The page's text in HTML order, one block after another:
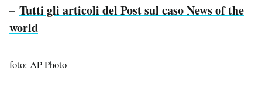
– Tutti gli articoli del Post sul caso News of the
world
foto: AP Photo